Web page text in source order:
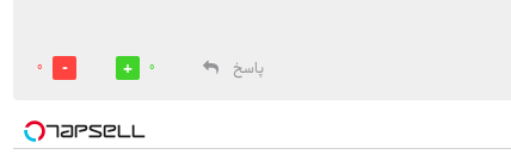
پاسخ
0
0